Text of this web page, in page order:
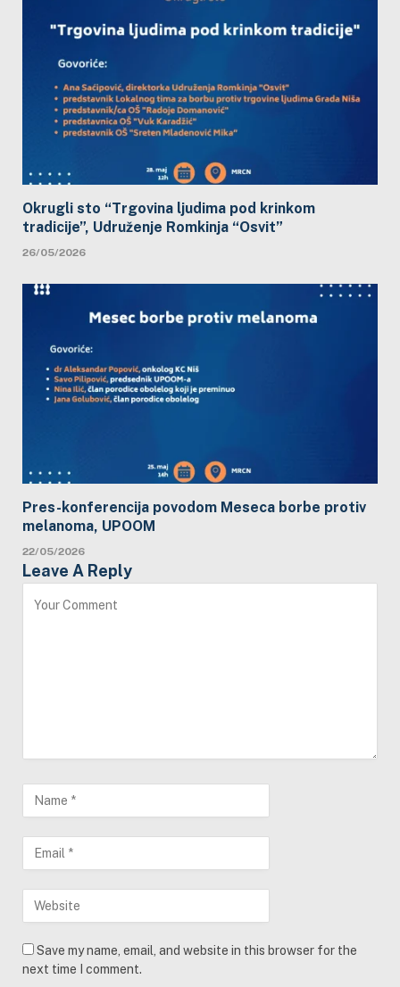
Okrugli sto “Trgovina ljudima pod krinkom
tradicije”, Udruženje Romkinja “Osvit”
26/05/2026
Pres-konferencija povodom Meseca borbe protiv
melanoma, UPOOM
22/05/2026
Leave A Reply
Save my name, email, and website in this browser for the
next time I comment.